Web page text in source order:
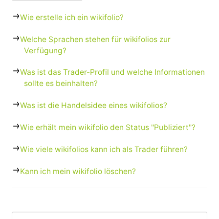
Wie erstelle ich ein wikifolio?
Welche Sprachen stehen für wikifolios zur
Verfügung?
Was ist das Trader-Profil und welche Informationen
sollte es beinhalten?
Was ist die Handelsidee eines wikifolios?
Wie erhält mein wikifolio den Status "Publiziert"?
Wie viele wikifolios kann ich als Trader führen?
Kann ich mein wikifolio löschen?